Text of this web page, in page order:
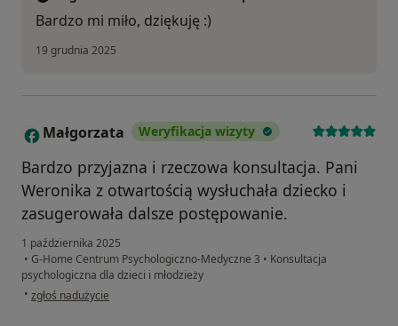
Bardzo mi miło, dziękuję :)
19 grudnia 2025
M Małgorzata Weryfikacja wizyty
Bardzo przyjazna i rzeczowa konsultacja. Pani
Weronika z otwartością wysłuchała dziecko i
zasugerowała dalsze postępowanie.
1 października 2025
• G-Home Centrum Psychologiczno-Medyczne 3 • Konsultacja
psychologiczna dla dzieci i młodzieży
• w opinii użytkownika Małgorzata
zgłoś nadużycie